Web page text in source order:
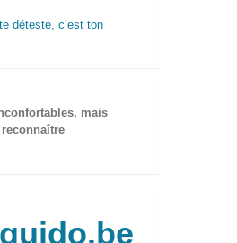
déteste, c’est ton
mais